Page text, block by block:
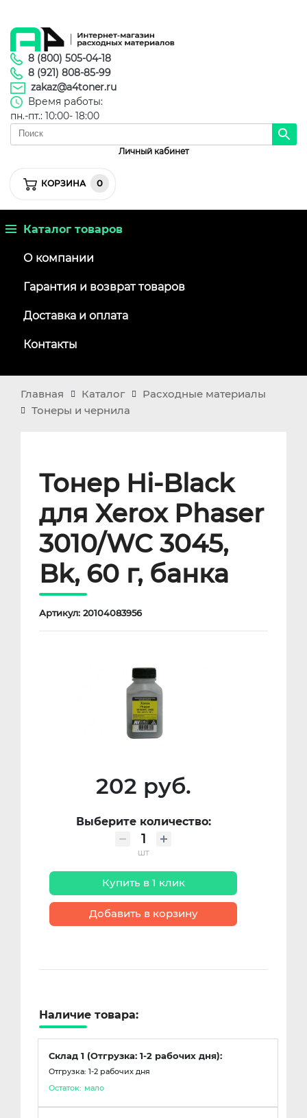
8 (800) 505-04-18
8 (921) 808-85-99
zakaz@a4toner.ru
Время работы:
пн.-пт.: 10:00- 18:00
Личный кабинет
КОРЗИНА 0
Каталог товаров
О компании
Гарантия и возврат товаров
Доставка и оплата
Контакты
Главная Каталог
Расходные материалы
Тонеры и чернила
Тонер Hi-Black
для Xerox Phaser
3010/WC 3045,
Bk, 60 г, банка
Артикул: 20104083956
202 руб.
Выберите количество:
шт
Купить в 1 клик
Добавить в корзину
Наличие товара:
Склад 1 (Отгрузка: 1-2 рабочих дня):
Отгрузка: 1-2 рабочих дня
Остаток: мало